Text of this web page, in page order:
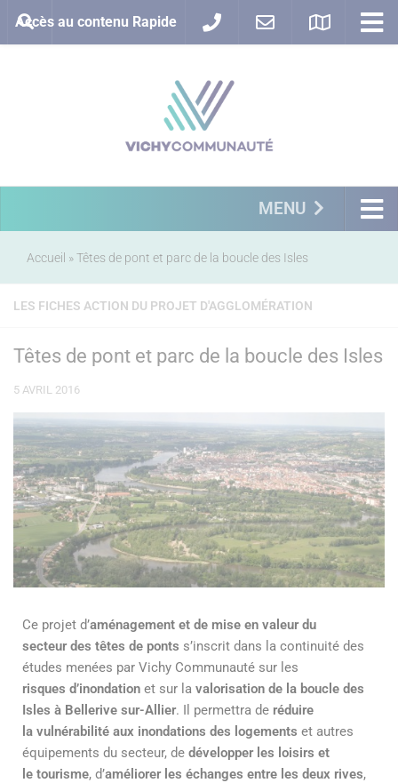
Accès au contenu Rapide
MENU
Accueil »Têtes de pont et parc de la boucle des Isles
LES FICHES ACTION DU PROJET D'AGGLOMÉRATION
Têtes de pont et parc de la boucle des Isles
5 AVRIL 2016
Ce projet d’aménagement et de mise en valeur du
secteur des têtes de ponts s’inscrit dans la continuité des
études menées par Vichy Communauté sur les
risques d’inondation et sur la valorisation de la boucle des
Isles à Bellerive sur-Allier. Il permettra de réduire
la vulnérabilité aux inondations des logements et autres
équipements du secteur, de développer les loisirs et
le tourisme, d’améliorer les échanges entre les deux rives,